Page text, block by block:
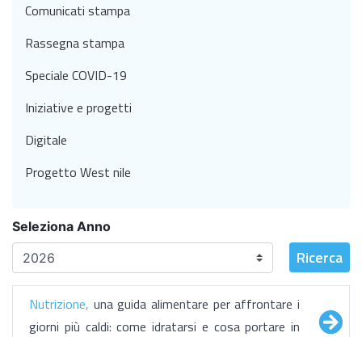
Seleziona Anno
Ricerca
Nutrizione, una guida alimentare per affrontare i
giorni più caldi: come idratarsi e cosa portare in
Comunicati stampa
Rassegna stampa
Speciale COVID-19
Iniziative e progetti
Digitale
Progetto West nile